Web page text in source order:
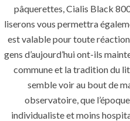
pâquerettes, Cialis Black
liserons vous permettra
est valable pour toute réaction
gens d’aujourd’hui ont-ils
commune et la tradition du lit
semble voir au bout de
observatoire, que
individualiste et moins